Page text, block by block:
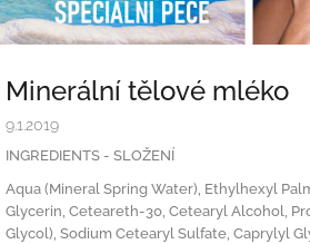
Minerální tělové mléko
9.1.2019
INGREDIENTS - SLOŽENÍ
Aqua (Mineral Spring Water), Ethylhexyl
Glycerin, Ceteareth-30, Cetearyl Alcohol,
Glycol), Sodium Cetearyl Sulfate, Caprylyl